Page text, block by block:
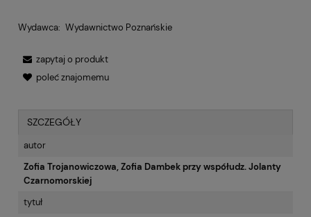
Wydawca: Wydawnictwo Poznańskie
zapytaj o produkt
poleć znajomemu
SZCZEGÓŁY
autor
Zofia Trojanowiczowa, Zofia Dambek przy współudz. Jolanty
Czarnomorskiej
tytuł